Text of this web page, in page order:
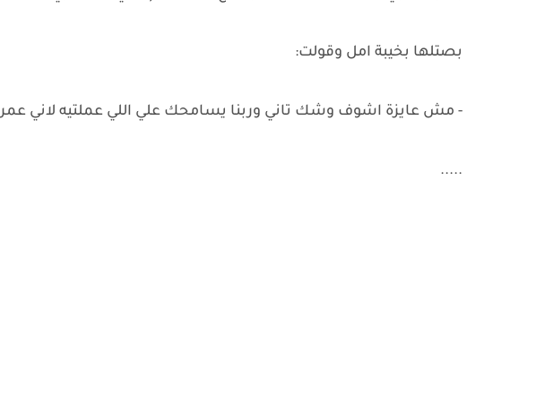
بصتلها بخيبة امل وقولت:
- مش عايزة اشوف وشك تاني وربنا يسامحك علي اللي عملتيه لاني
.....